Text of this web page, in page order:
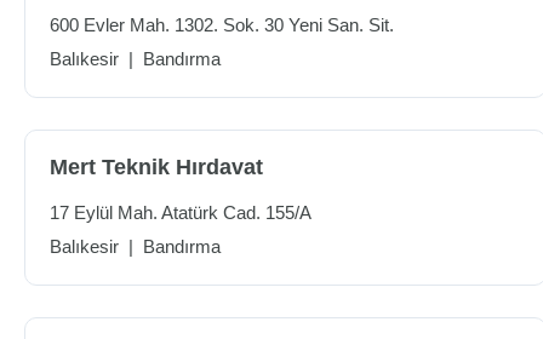
600 Evler Mah. 1302. Sok. 30 Yeni San. Sit.
Balıkesir | Bandırma
Mert Teknik Hırdavat
17 Eylül Mah. Atatürk Cad. 155/A
Balıkesir | Bandırma